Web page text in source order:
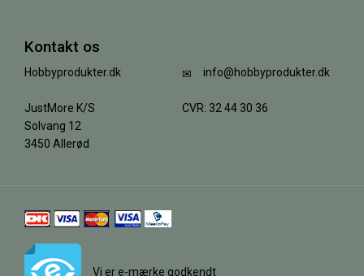
Kontakt os
Hobbyprodukter.dk
JustMore K/S
Solvang 12
3450 Allerød
info@hobbyprodukter.dk
CVR: 32 44 30 36
Vi er e-mærke godkendt